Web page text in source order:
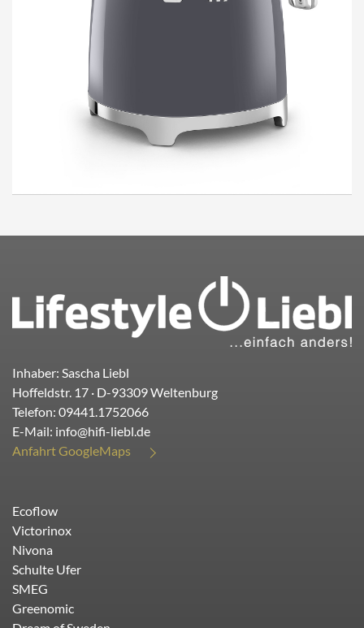
Inhaber: Sascha Liebl
Hoffeldstr. 17 · D-93309Weltenburg
Telefon: 09441.1752066
E-Mail: info@hifi-liebl.de
Anfahrt GoogleMaps
Ecoflow
Victorinox
Nivona
Schulte Ufer
SMEG
Greenomic